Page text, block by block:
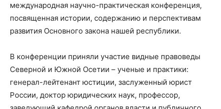
международная научно-практическая конференция,
посвященная истории, содержанию и перспективам
развития Основного закона нашей республики.
В конференции приняли участие видные правоведы
Северной и Южной Осетии – ученые и практики:
генерал-лейтенант юстиции, заслуженный юрист
России, доктор юридических наук, профессор,